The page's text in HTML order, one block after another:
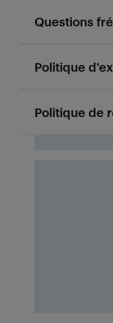
Questions
Politique
Politique de